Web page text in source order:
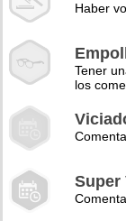
Haber
Tener
los
Super